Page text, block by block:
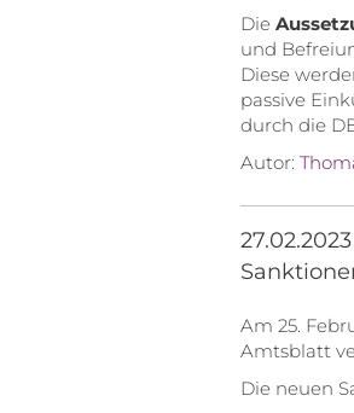
Die
und
Diese
passive
durch die
Autor:
Am 25.
Amtsblatt
Die neuen